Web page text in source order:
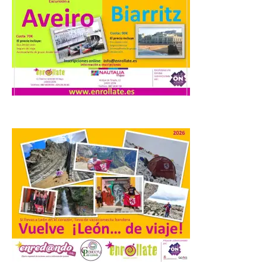
Durante los días 1 y 2 de
agosto, tanto el público
infantil como el adulto
pudo disfrutar de un
planetario que se instaló
en el polideportivo municipal, con pases
de mañana dedicados preferentemente al
El Gobierno de España
lanza un visor web para
localizar y disfrutar del
eclipse solar del 12 de
agosto con seguridad
7 Ago 2026
Se trata de un visor web